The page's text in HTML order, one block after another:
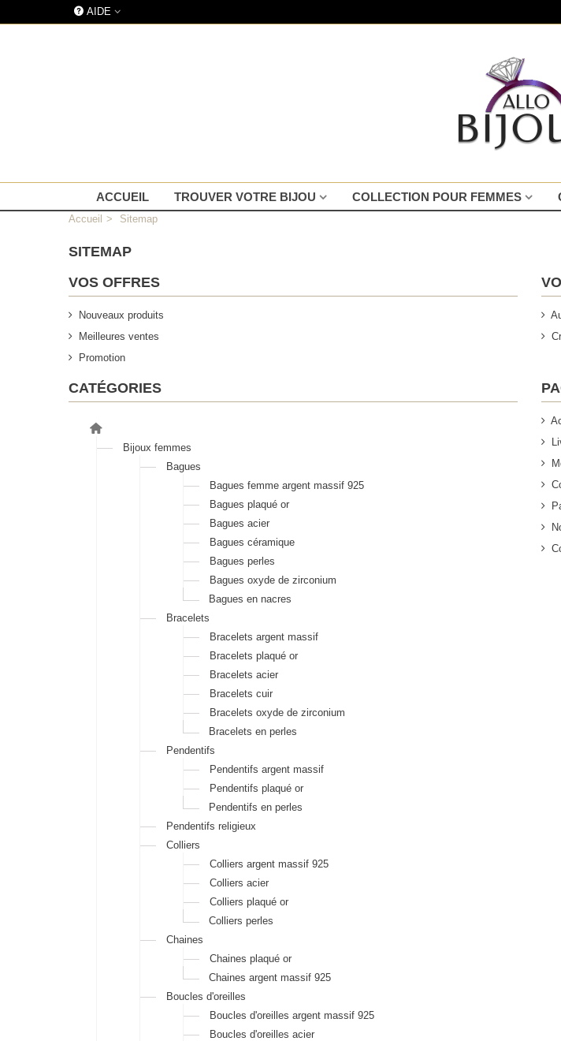
AIDE
ACCUEIL TROUVER VOTRE BIJOU COLLECTION POUR FEMMES
Accueil > Sitemap
SITEMAP
VOS OFFRES
Nouveaux produits
Meilleures ventes
Promotion
CATÉGORIES
Bijoux femmes
Bagues
Bagues femme argent massif 925
Bagues plaqué or
Bagues acier
Bagues céramique
Bagues perles
Bagues oxyde de zirconium
Bagues en nacres
Bracelets
Bracelets argent massif
Bracelets plaqué or
Bracelets acier
Bracelets cuir
Bracelets oxyde de zirconium
Bracelets en perles
Pendentifs
Pendentifs argent massif
Pendentifs plaqué or
Pendentifs en perles
Pendentifs religieux
Colliers
Colliers argent massif 925
Colliers acier
Colliers plaqué or
Colliers perles
Chaines
Chaines plaqué or
Chaines argent massif 925
Boucles d'oreilles
Boucles d'oreilles argent massif 925
Boucles d'oreilles acier